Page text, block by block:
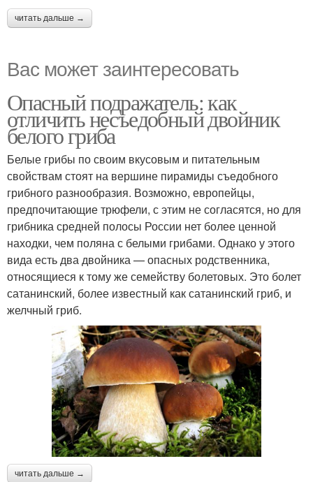
читать дальше →
Вас может заинтересовать
Опасный подражатель: как
отличить несъедобный двойник
белого гриба
Белые грибы по своим вкусовым и питательным
свойствам стоят на вершине пирамиды съедобного
грибного разнообразия. Возможно, европейцы,
предпочитающие трюфели, с этим не согласятся, но для
грибника средней полосы России нет более ценной
находки, чем поляна с белыми грибами. Однако у этого
вида есть два двойника — опасных родственника,
относящиеся к тому же семейству болетовых. Это болет
сатанинский, более известный как сатанинский гриб, и
желчный гриб.
читать дальше →